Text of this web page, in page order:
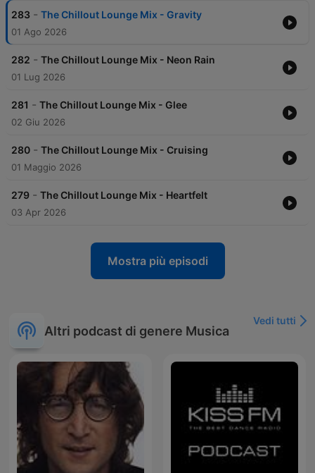
283 - The Chillout Lounge Mix - Gravity
01 Ago 2026
282 - The Chillout Lounge Mix - Neon Rain
01 Lug 2026
281 - The Chillout Lounge Mix - Glee
02 Giu 2026
280 - The Chillout Lounge Mix - Cruising
01 Maggio 2026
279 - The Chillout Lounge Mix - Heartfelt
03 Apr 2026
Mostra più episodi
Altri podcast di genere Musica
Vedi tutti